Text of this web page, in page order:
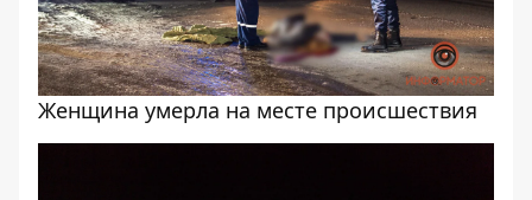
Женщина умерла на месте происшествия